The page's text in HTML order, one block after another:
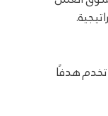
هدفًا